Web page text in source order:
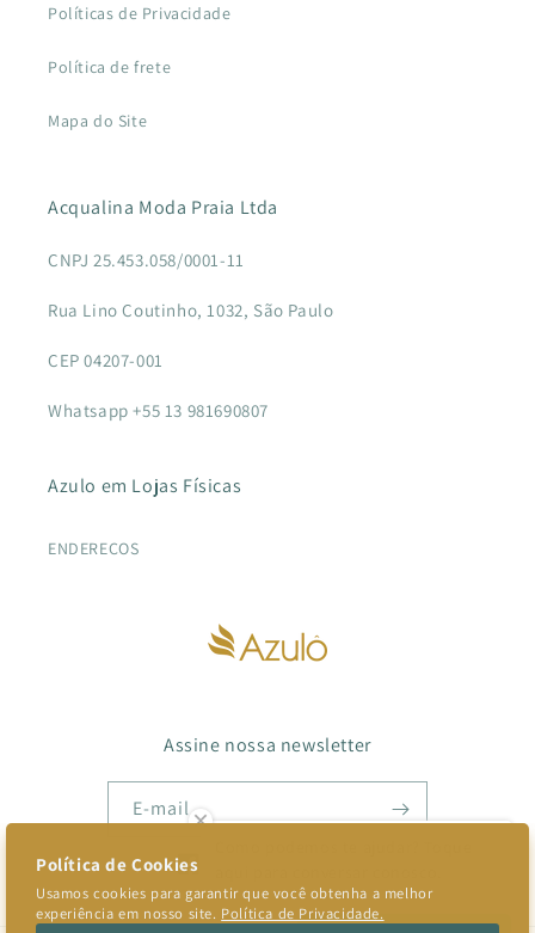
Políticas de Privacidade
Política de frete
Mapa do Site
Acqualina Moda Praia Ltda
CNPJ 25.453.058/0001-11
Rua Lino Coutinho, 1032, São Paulo
CEP 04207-001
Whatsapp +55 13 981690807
Azulo em Lojas Físicas
ENDEREÇOS
Assine nossa newsletter
E-mail
Facebook